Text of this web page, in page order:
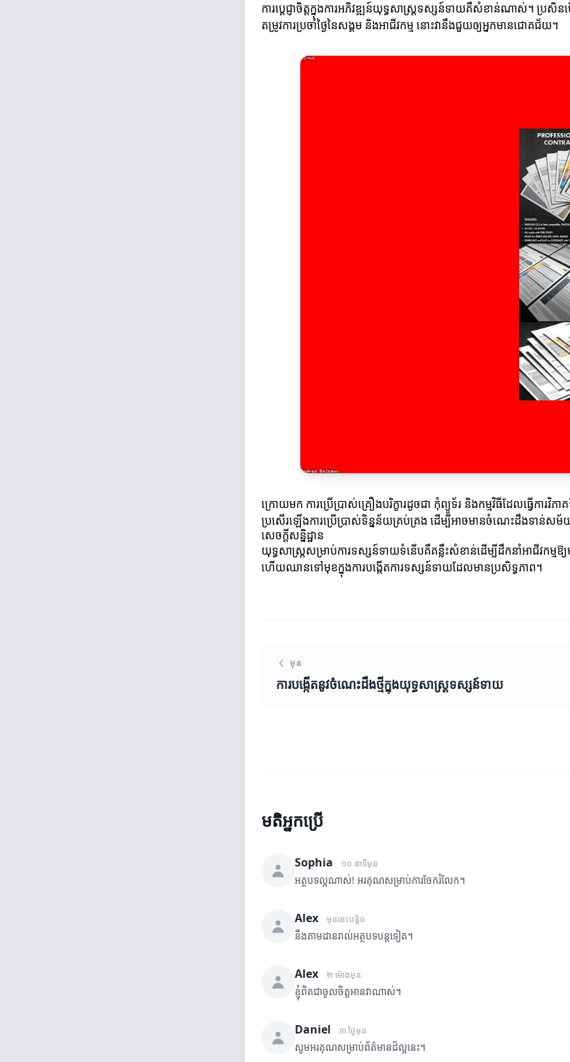
ការប្តេជ្ញាចិត្តក្នុងការអភិវឌ្ឍន៍យុទ្ធសាស្ដ្រទស្សន៍ទាយគឺសំខាន់ណាស់។ ប្
តម្រូវការប្រចាំថ្ងៃនៃសង្គម និងអាជីវកម្ម នោះវានឹងជួយឲ្យអ្នកមានជោគជ័យ។
ក្រោយមក ការប្រើប្រាស់គ្រឿងបរិក្ខារដូចជា កុំព្យូទ័រ និងកម្មវិធីដែលធ្វើកា
ប្រសើរឡើងការប្រើប្រាស់ទិន្នន័យគ្រប់គ្រង ដើម្បីអាចមានចំណេះដឹងទាន់សម័
សេចក្តីសន្និដ្ឋាន
យុទ្ធសាស្ដ្រសម្រាប់ការទស្សន៍ទាយទំនើបគឺគន្លឹះសំខាន់ដើម្បីដឹកនាំអាជីវកម្
ហើយឈានទៅមុខក្នុងការបង្កើតការទស្សន៍ទាយដែលមានប្រសិទ្ធភាព។
មុន
ការបង្កើតនូវចំណេះដឹងថ្មីក្នុងយុទ្ធសាស្ដ្រ​ទស្សន៍ទាយ
មតិអ្នកប្រើ
Sophia ១០ នាទីមុន
អត្ថបទល្អណាស់! អរគុណសម្រាប់ការចែករំលែក។
Alex មុននេះបន្តិច
នឹងតាមដានរាល់អត្ថបទបន្តទៀត។
Alex ២ ម៉ោងមុន
ខ្ញុំពិតជាចូលចិត្តអានវាណាស់។
Daniel ៣ ថ្ងៃមុន
សូមអរគុណសម្រាប់ព័ត៌មានដ៏ល្អនេះ។